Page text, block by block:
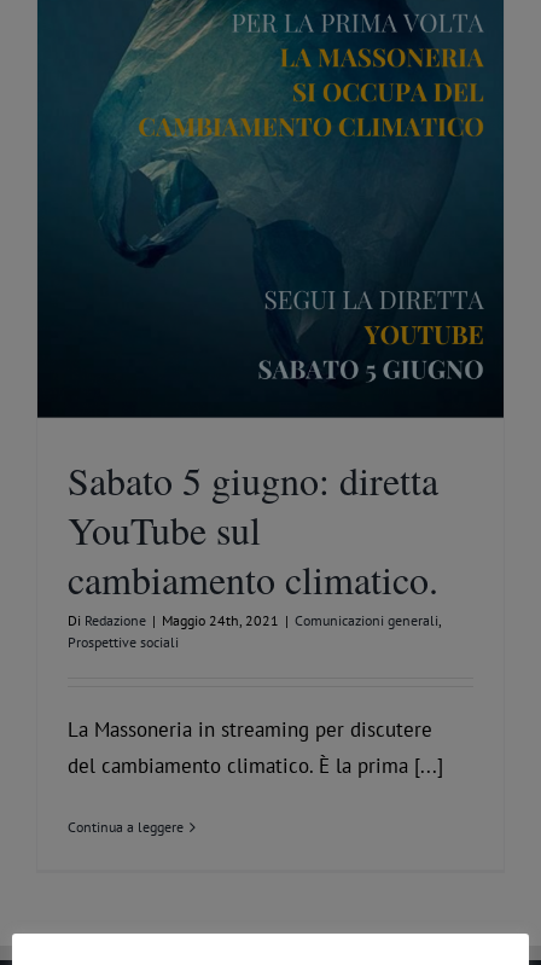
Sabato 5 giugno: diretta
YouTube sul
cambiamento climatico.
Di Redazione | Maggio 24th, 2021 | Comunicazioni generali,
Prospettive sociali
La Massoneria in streaming per discutere
del cambiamento climatico. È la prima [...]
Continua a leggere